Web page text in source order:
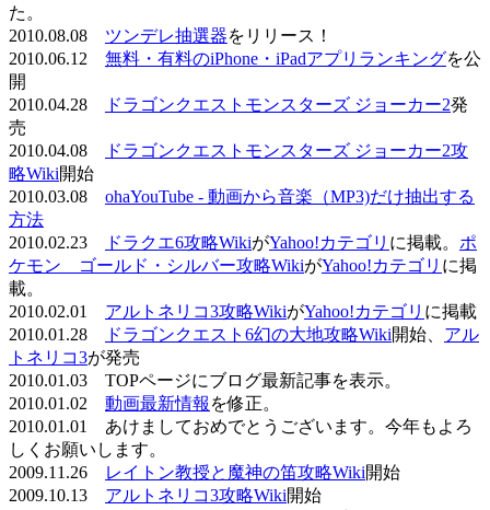
た。
2010.08.08 ツンデレ抽選器をリリース！
2010.06.12 無料・有料のiPhone・iPadアプリランキングを公
開
2010.04.28
ドラゴンクエストモンスターズ ジョーカー2発
売
2010.04.08
ドラゴンクエストモンスターズ ジョーカー2攻
略Wiki開始
2010.03.08 ohaYouTube - 動画から音楽（MP3)だけ抽出する
方法
2010.02.23
ドラクエ6攻略WikiがYahoo!カテゴリ に掲載。 ポ
ケモン ゴールド・シルバー攻略WikiがYahoo!カテゴリ に掲
載。
2010.02.01 アルトネリコ3攻略WikiがYahoo!カテゴリ に掲載
2010.01.28
ドラゴンクエスト6幻の大地攻略Wiki開始、 アル
トネリコ3が発売
2010.01.03 TOPページにブログ最新記事を表示。
2010.01.02 動画最新情報 を修正。
2010.01.01 あけましておめでとうございます。今年もよろ
しくお願いします。
2009.11.26
レイトン教授と魔神の笛攻略Wiki開始
2009.10.13 アルトネリコ3攻略Wiki開始